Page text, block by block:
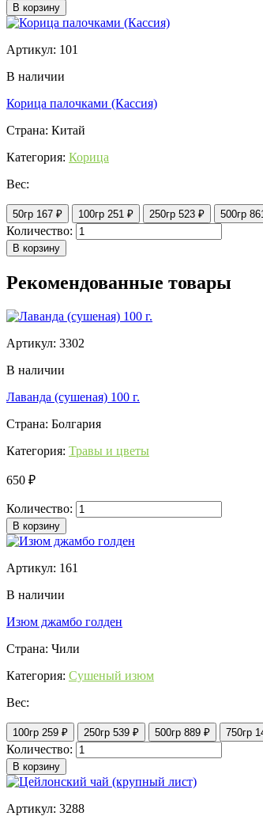
В корзину
Артикул: 101
В наличии
Корица палочками (Кассия)
Страна: Китай
Категория: Корица
Вес:
50гр 167 ₽ 100гр 251 ₽ 250гр 523 ₽ 500гр
Количество:
В корзину
Рекомендованные товары
Артикул: 3302
В наличии
Лаванда (сушеная) 100 г.
Страна: Болгария
Категория: Травы и цветы
650 ₽
Количество:
В корзину
Артикул: 161
В наличии
Изюм джамбо голден
Страна: Чили
Категория: Сушеный изюм
Вес:
100гр 259 ₽ 250гр 539 ₽ 500гр 889 ₽ 750гр
Количество:
В корзину
Артикул: 3288